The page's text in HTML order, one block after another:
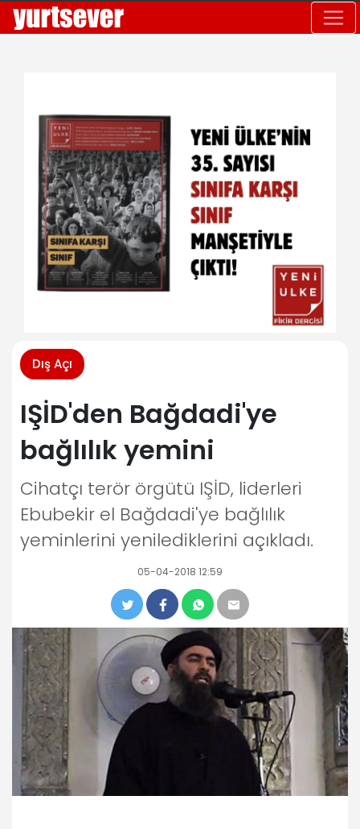
Dış Açı
IŞİD'den Bağdadi'ye
bağlılık yemini
Cihatçı terör örgütü IŞİD, liderleri
Ebubekir el Bağdadi'ye bağlılık
yeminlerini yenilediklerini açıkladı.
05-04-2018 12:59